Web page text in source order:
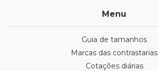
Menu
Guia de tamanhos
Marcas das contrastarias
Cotações diárias